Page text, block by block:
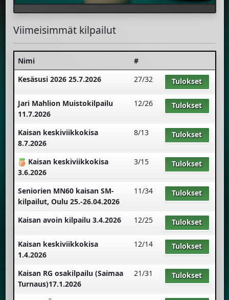
Viimeisimmät kilpailut
Nimi
#
Kesäsusi 2026 25.7.2026
27/32 Tulokset
Jari Mahlion Muistokilpailu
11.7.2026
12/26 Tulokset
Kaisan keskiviikkokisa
8.7.2026
8/13 Tulokset
Kaisan keskiviikkokisa
3.6.2026
3/15 Tulokset
Seniorien MN60 kaisan SM-
kilpailut, Oulu 25.-26.04.2026
11/34 Tulokset
Kaisan avoin kilpailu 3.4.2026 12/25 Tulokset
Kaisan keskiviikkokisa
1.4.2026
12/14 Tulokset
Kaisan RG osakilpailu (Saimaa
Turnaus)17.1.2026
21/31 Tulokset